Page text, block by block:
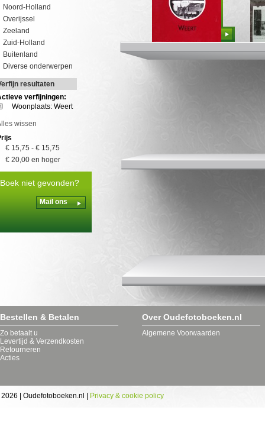
Noord-Holland
Overijssel
Zeeland
Zuid-Holland
Buitenland
Diverse onderwerpen
resultaten
verfijningen:
Woonplaats: Weert
wissen
€ 15,75 - € 15,75
€ 20,00 en hoger
Boek niet gevonden?
Mail ons
Bestellen
Bestellen & Betalen
Zo betaalt u
Levertijd & Verzendkosten
Retourneren
Acties
Over Oudefotoboeken.nl
Algemene Voorwaarden
| Oudefotoboeken.nl | Privacy & cookie policy